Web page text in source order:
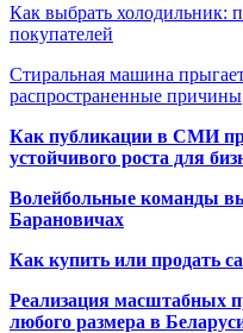
Как выбрать холодильник:
покупателей
Стиральная машина
распространенные причины
Как публикации в СМИ
устойчивого роста для
Волейбольные команды
Барановичах
Как купить или продать
Реализация масштабных
любого размера в